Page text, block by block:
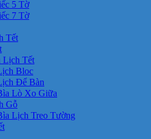
5 Tờ
7 Tờ
Tết
Lịch Tết
Bloc
Để Bàn
Lò Xo Giữa
Gỗ
Lịch Treo Tường